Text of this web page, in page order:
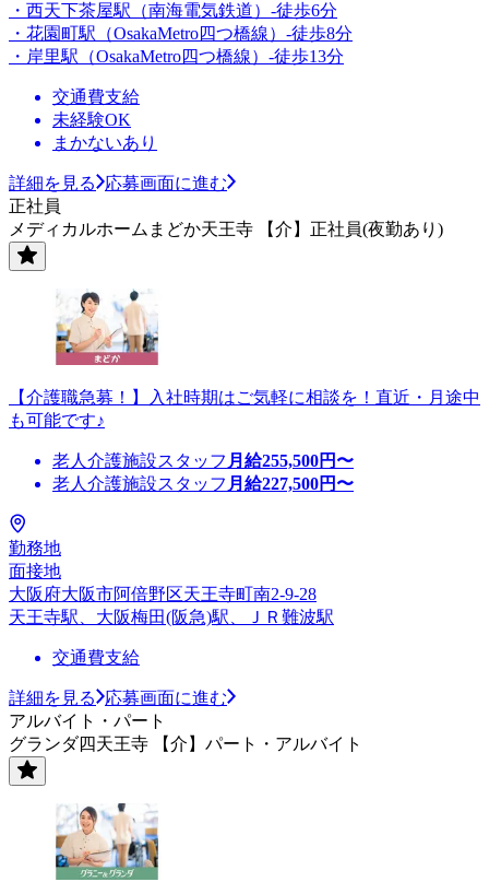
・西天下茶屋駅（南海電気鉄道）-徒歩6分
・花園町駅（OsakaMetro四つ橋線）-徒歩8分
・岸里駅（OsakaMetro四つ橋線）-徒歩13分
交通費支給
未経験OK
まかないあり
詳細を見る
応募画面に進む
正社員
メディカルホームまどか天王寺 【介】正社員(夜勤あり)
【介護職急募！】入社時期はご気軽に相談を！直近・月途中
も可能です♪
老人介護施設スタッフ 月給255,500円〜
老人介護施設スタッフ 月給227,500円〜
勤務地
面接地
大阪府大阪市阿倍野区天王寺町南2-9-28
天王寺駅、大阪梅田(阪急)駅、ＪＲ難波駅
交通費支給
詳細を見る
応募画面に進む
アルバイト・パート
グランダ四天王寺 【介】パート・アルバイト